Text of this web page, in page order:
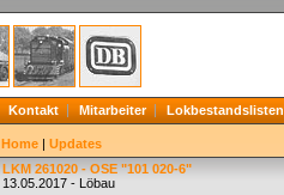
Kontakt Mitarbeiter Lokbestandslisten
Home | Updates
LKM 261020 - OSE "101 020-6"
13.05.2017 - Löbau